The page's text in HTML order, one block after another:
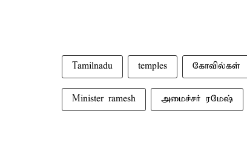
Tamilnadu temples கோவில்கள்
Minister ramesh அமைச்சர் ரமேஷ்